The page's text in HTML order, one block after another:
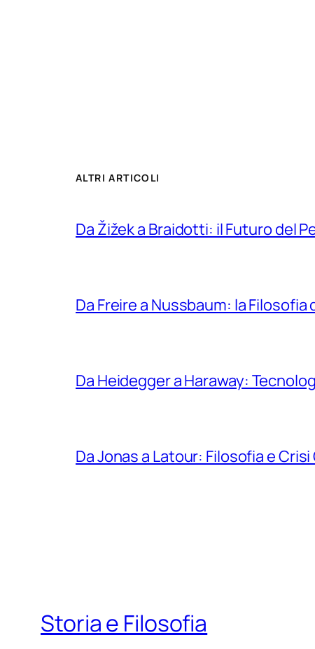
ALTRI ARTICOLI
Da Žižek a Braidotti: il Futuro del
Da Freire a Nussbaum: la Filosofia
Da Heidegger a Haraway:
Da Jonas a Latour: Filosofia e
Storia e Filosofia